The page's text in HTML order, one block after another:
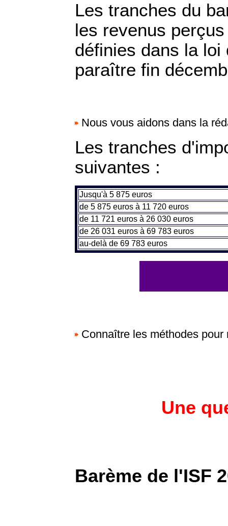
Les tranches du
les revenus
définies dans la loi
paraître fin
Nous vous aidons dans la
Les tranches
suivantes :
Jusqu'à 5 875 euros
de 5 875 euros à 11 720 euros
de 11 721 euros à 26 030 euros
de 26 031 euros à 69 783 euros
au-delà de 69 783 euros
Connaître les méthodes
Une
Barème de l'ISF